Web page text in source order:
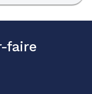
faire